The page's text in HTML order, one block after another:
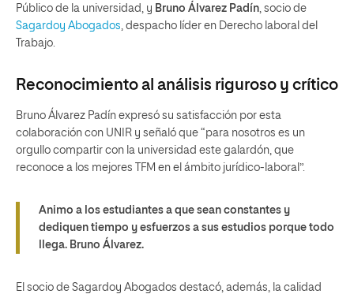
Público de la universidad, y Bruno Álvarez Padín , socio de
Sagardoy Abogados , despacho líder en Derecho laboral del
Trabajo.
Reconocimiento al análisis riguroso y crítico
Bruno Álvarez Padín expresó su satisfacción por esta
colaboración con UNIR y señaló que “para nosotros es un
orgullo compartir con la universidad este galardón, que
reconoce a los mejores TFM en el ámbito jurídico-laboral”.
Animo a los estudiantes a que sean constantes y
dediquen tiempo y esfuerzos a sus estudios porque todo
llega. Bruno Álvarez.
El socio de Sagardoy Abogados destacó, además, la calidad